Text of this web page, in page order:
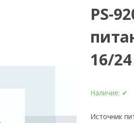
PS-
16/
Наличие: ✔
Источник